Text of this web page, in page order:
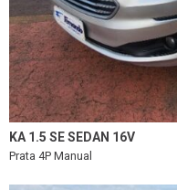
KA 1.5 SE SEDAN 16V
Prata 4P Manual